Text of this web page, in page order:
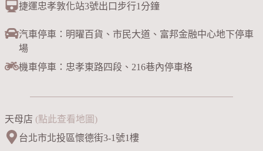
捷運忠孝敦化站3號出口步行1分鐘
汽車停車：明曜百貨、市民大道、富邦金融中心地下停車
場
機車停車：忠孝東路四段、216巷內停車格
天母店 (點此查看地圖)
台北市北投區懷德街3-1號1樓